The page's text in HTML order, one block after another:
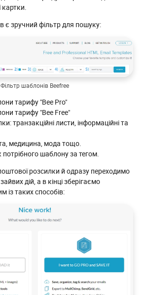
картки.
є зручний фільтр для пошуку:
Фільтр шаблонів Beefree
тарифу "Bee Pro"
тарифу "Bee Free"
транзакційні листи, інформаційні та
медицина, мода тощо.
шаблону за тегом.
розсилки й одразу переходимо
дій, а в кінці зберігаємо
із таких способів: